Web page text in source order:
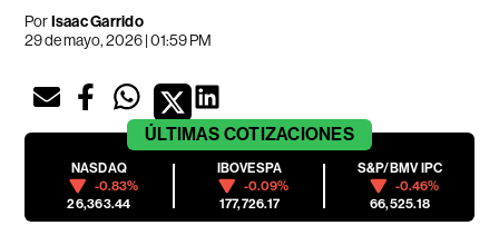
PorIsaac Garrido
29 de mayo, 2026 | 01:59 PM
ÚLTIMAS COTIZACIONES
NASDAQ
-0.83%
26,363.44
IBOVESPA
-0.09%
177,726.17
S&P/BMV IPC
-0.46%
66,525.18